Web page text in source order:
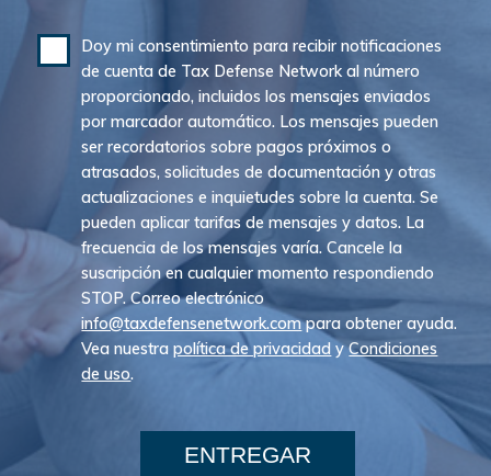
Doy mi consentimiento para recibir notificaciones
de cuenta de Tax Defense Network al número
proporcionado, incluidos los mensajes enviados
por marcador automático. Los mensajes pueden
ser recordatorios sobre pagos próximos o
atrasados, solicitudes de documentación y otras
actualizaciones e inquietudes sobre la cuenta. Se
pueden aplicar tarifas de mensajes y datos. La
frecuencia de los mensajes varía. Cancele la
suscripción en cualquier momento respondiendo
STOP. Correo electrónico
info@taxdefensenetwork.compara obtener ayuda.
Vea nuestrapolítica de privacidad yCondiciones
de uso.
ENTREGAR